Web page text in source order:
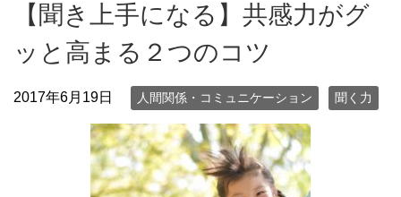
【聞き上手になる】共感力がグ
ッと高まる２つのコツ
2017年6月19日 人間関係・コミュニケーション 聞く力